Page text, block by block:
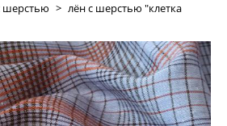
шерстью > лён с шерстью "клетка